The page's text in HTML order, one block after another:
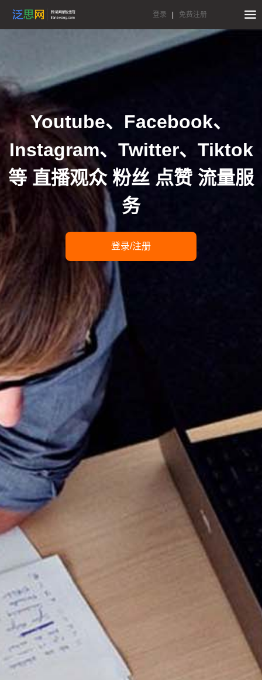
登录 免费注册
Youtube、Facebook、
Instagram、Twitter、Tiktok
等 直播观众 粉丝 点赞 流量服
务
登录/注册